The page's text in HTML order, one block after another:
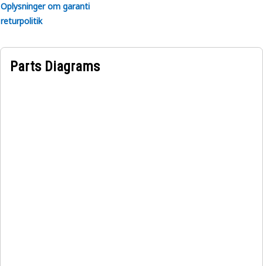
holdbarhed, pålidelighed og produktivitet.
• Lavet af holdbare materialer, der giver styrke og
fordybningen i boringen.
Oplysninger om garanti
returpolitik
Parts Diagrams